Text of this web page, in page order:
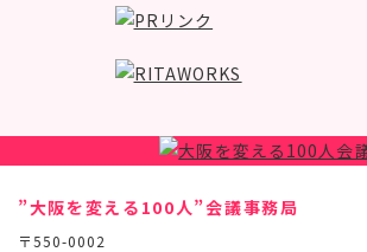
”大阪を変える100人”会議事務局
〒550-0002